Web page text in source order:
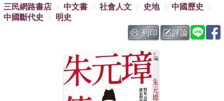
熱搜： 東野圭吾 、 The Odyssey 、
國際布克獎 臺灣漫遊錄 、
方
台灣的李登輝時代 、 數學女
、 偉大的迷走神經
三民網路書店
中文書 社會人文 史地
中國歷史
中國斷代史
明史
列印
評論